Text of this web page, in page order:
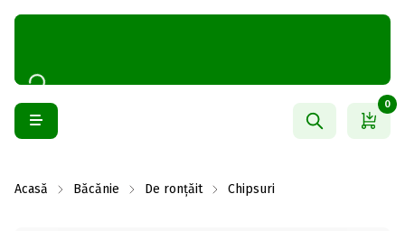
0
Acasă Băcănie De ronțăit Chipsuri